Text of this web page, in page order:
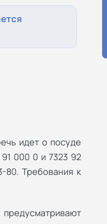
идет о посуде
000 0 и 7323 92
80. Требования к